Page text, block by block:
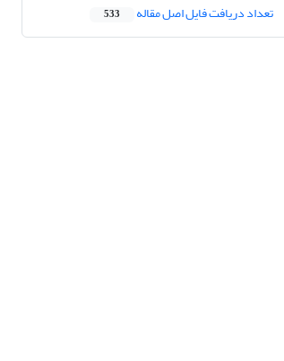
تعداد دریافت فایل اصل مقاله 533